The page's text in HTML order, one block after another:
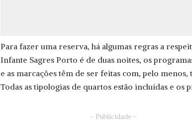
Para fazer uma reserva, há algumas regras a
Infante Sagres Porto é de duas noites, os
e as marcações têm de ser feitas com, pelo
Todas as tipologias de quartos estão incluídas e os
– Publicidade –